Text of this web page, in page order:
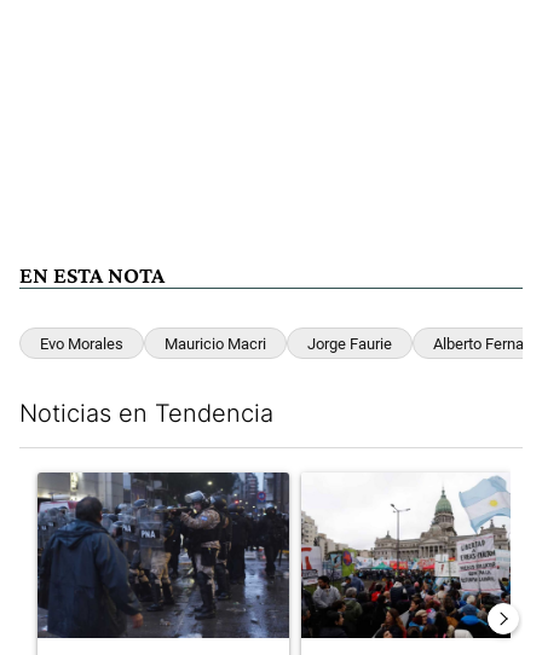
EN ESTA NOTA
Evo Morales Mauricio Macri Jorge Faurie Alberto
Noticias en Tendencia
Un artículo de tendencia con el título "La tensión frente al
Un artículo de tendencia